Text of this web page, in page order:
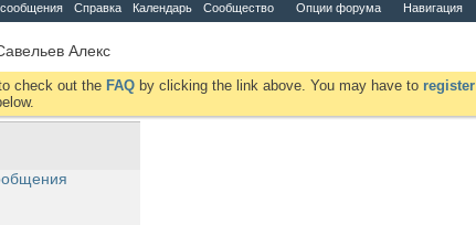
Справка Календарь Сообщество Опции форума Навигация
Алекс
check out the FAQ by clicking the link above. You may have to register